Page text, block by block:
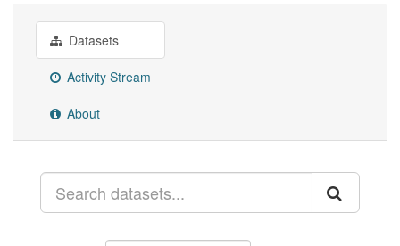
Datasets
Activity Stream
About